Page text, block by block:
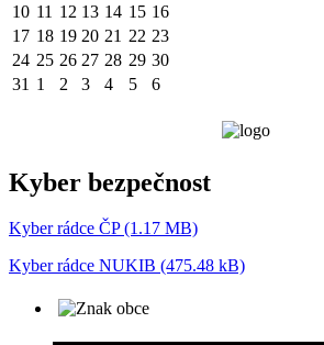
10 11 12 13 14 15 16
17 18 19 20 21 22 23
24 25 26 27 28 29 30
31 1 2 3 4 5 6
Kyber bezpečnost
Kyber rádce ČP (1.17 MB)
Kyber rádce NUKIB (475.48 kB)